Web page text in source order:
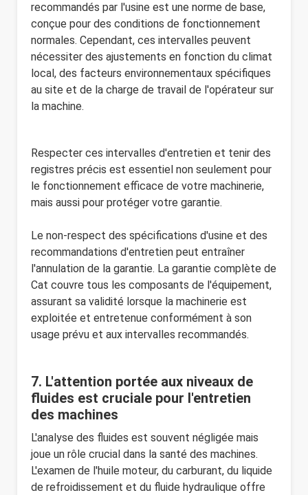
recommandés par l'usine est une norme de base,
conçue pour des conditions de fonctionnement
normales. Cependant, ces intervalles peuvent
nécessiter des ajustements en fonction du climat
local, des facteurs environnementaux spécifiques
au site et de la charge de travail de l'opérateur sur
la machine.
Respecter ces intervalles d'entretien et tenir des
registres précis est essentiel non seulement pour
le fonctionnement efficace de votre machinerie,
mais aussi pour protéger votre garantie.
Le non-respect des spécifications d'usine et des
recommandations d'entretien peut entraîner
l'annulation de la garantie. La garantie complète de
Cat couvre tous les composants de l'équipement,
assurant sa validité lorsque la machinerie est
exploitée et entretenue conformément à son
usage prévu et aux intervalles recommandés.
7. L'attention portée aux niveaux de
fluides est cruciale pour l'entretien
des machines
L'analyse des fluides est souvent négligée mais
joue un rôle crucial dans la santé des machines.
L'examen de l'huile moteur, du carburant, du liquide
de refroidissement et du fluide hydraulique offre